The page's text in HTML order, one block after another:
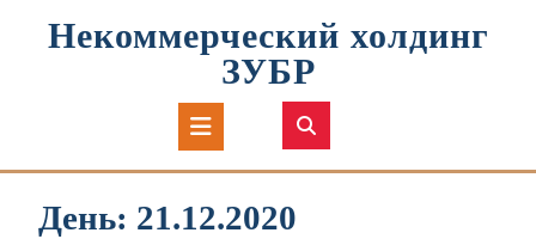
Некоммерческий холдинг
ЗУБР
Кнопка
Открыть
День: 21.12.2020